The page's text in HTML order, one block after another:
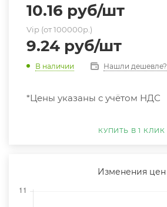
10.16 руб/шт
Vip (от 100000р.)
9.24 руб/шт
В наличии Нашли дешевле?
*Цены указаны с учётом НДС
КУПИТЬ В 1 КЛИК
Изменения цен